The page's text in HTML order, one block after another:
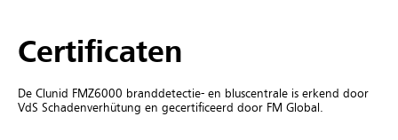
Certificaten
De Clunid FMZ6000 branddetectie- en bluscentrale is erkend door
VdS Schadenverhütung en gecertificeerd door FM Global.